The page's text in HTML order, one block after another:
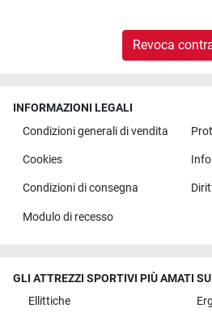
Revoca
INFORMAZIONI LEGALI
Condizioni generali di vendita
Cookies
Condizioni di consegna
Modulo di recesso
GLI ATTREZZI SPORTIVI PIÙ AMATI
Ellittiche